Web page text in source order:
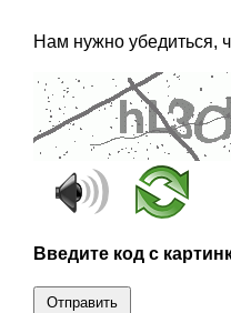
Нам нужно убедиться,
Введите код с
Отправить